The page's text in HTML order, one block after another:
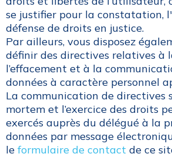
se justifier pour la constatation,
défense de droits en justice.
Par ailleurs, vous disposez
définir des directives relatives à
l’effacement et à la
données à caractère personnel
La communication de directives
mortem et l’exercice des droits
exercés auprès du délégué à la
données par message
le formulaire de contact de ce